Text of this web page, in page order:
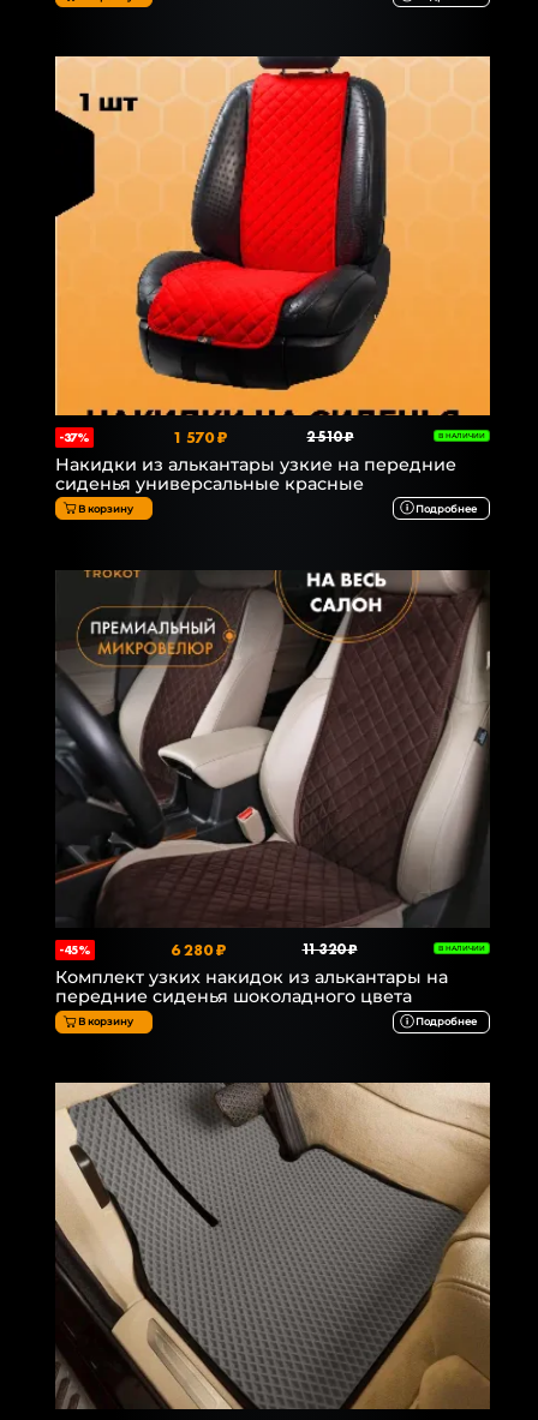
-37% 1 570 ₽ 2 510 ₽ В НАЛИЧИИ
Накидки из алькантары узкие на передние
сиденья универсальные красные
В корзину Подробнее
-45% 6 280 ₽ 11 320 ₽ В НАЛИЧИИ
Комплект узких накидок из алькантары на
передние сиденья шоколадного цвета
В корзину Подробнее